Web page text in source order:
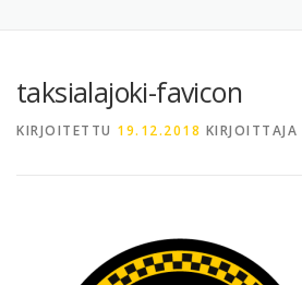
0440297030
taksialajoki-favicon
KIRJOITETTU 19.12.2018 KIRJOITTAJA